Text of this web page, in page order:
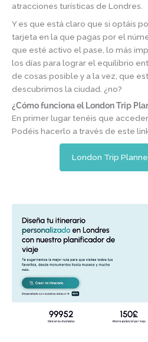
atracciones turísticas de Londres.
Y es que está claro que si optáis
tarjeta en la que pagas por el
que esté activo el pase, lo más
los días para lograr el equilibrio
de cosas posible y a la vez, que
descubrimos la ciudad. ¿no?
¿Cómo funciona el London Trip
En primer lugar tenéis que
Podéis hacerlo a través de este
London Trip